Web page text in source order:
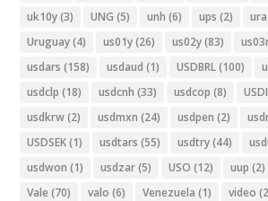
uk10y(3) UNG (5) unh (6) ups (2) ura
Uruguay(4) us01y(26) us02y(83)
usdars (158) usdaud (1) USDBRL(100)
usdclp (18) usdcnh (33) usdcop (8)
usdkrw(2) usdmxn (24) usdpen (2)
USDSEK(1) usdtars (55) usdtry(44)
usdwon (1) usdzar(5) USO (12) uup (2)
Vale (70) valo (6) Venezuela (1) video